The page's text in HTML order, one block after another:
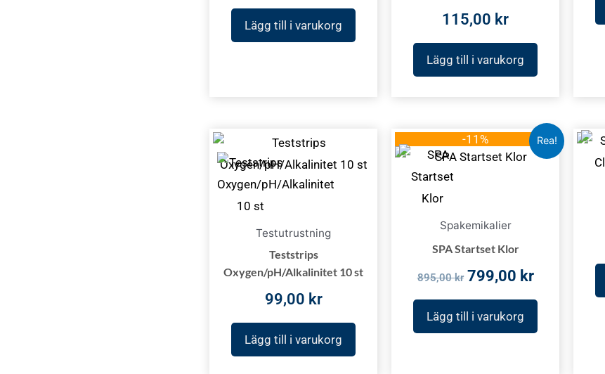
Lägg till i varukorg 115,00 kr
Lägg till i varukorg
Testutrustning
Teststrips
Oxygen/pH/Alkalinitet 10 st
99,00 kr
Lägg till i varukorg
Rea!
-11%
Spakemikalier
SPA Startset Klor
895,00kr
Det
ursprungliga
799,00 kr
Det
nuvarande
Lägg till i varukorg